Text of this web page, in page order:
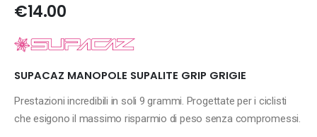
€14.00
SUPACAZ MANOPOLE SUPALITE GRIP GRIGIE
Prestazioni incredibili in soli 9 grammi. Progettate per i ciclisti
che esigono il massimo risparmio di peso senza compromessi.